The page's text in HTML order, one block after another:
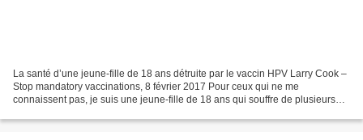
La santé d’une jeune-fille de 18 ans détruite par le vaccin HPV Larry Cook –
Stop mandatory vaccinations, 8 février 2017 Pour ceux qui ne me
connaissent pas, je suis une jeune-fille de 18 ans qui souffre de plusieurs